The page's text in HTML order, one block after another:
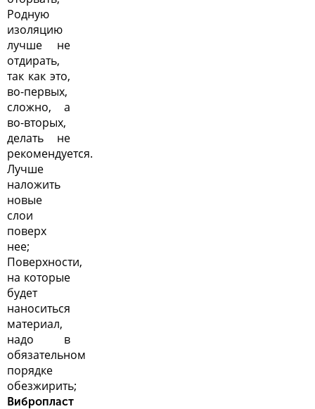
Родную
изоляцию
лучше не
отдирать,
так как это,
во-первых,
сложно, а
во-вторых,
делать не
рекомендуется.
Лучше
наложить
новые
слои
поверх
нее;
Поверхности,
на которые
будет
наноситься
материал,
надо в
обязательном
порядке
обезжирить;
Вибропласт